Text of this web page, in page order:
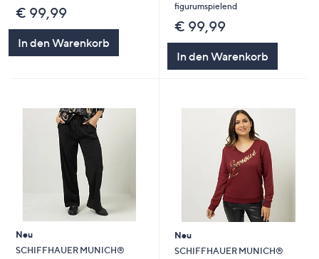
€ 99,99
In den Warenkorb
figurumspielend
€ 99,99
In den Warenkorb
Neu
SCHIFFHAUER MUNICH®
Neu
SCHIFFHAUER MUNICH®